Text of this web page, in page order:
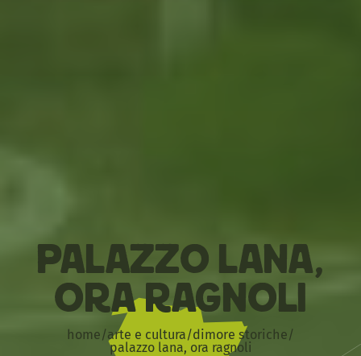
Palazzo Lana,
ora Ragnoli
home/arte e cultura/dimore storiche/
palazzo lana, ora ragnoli